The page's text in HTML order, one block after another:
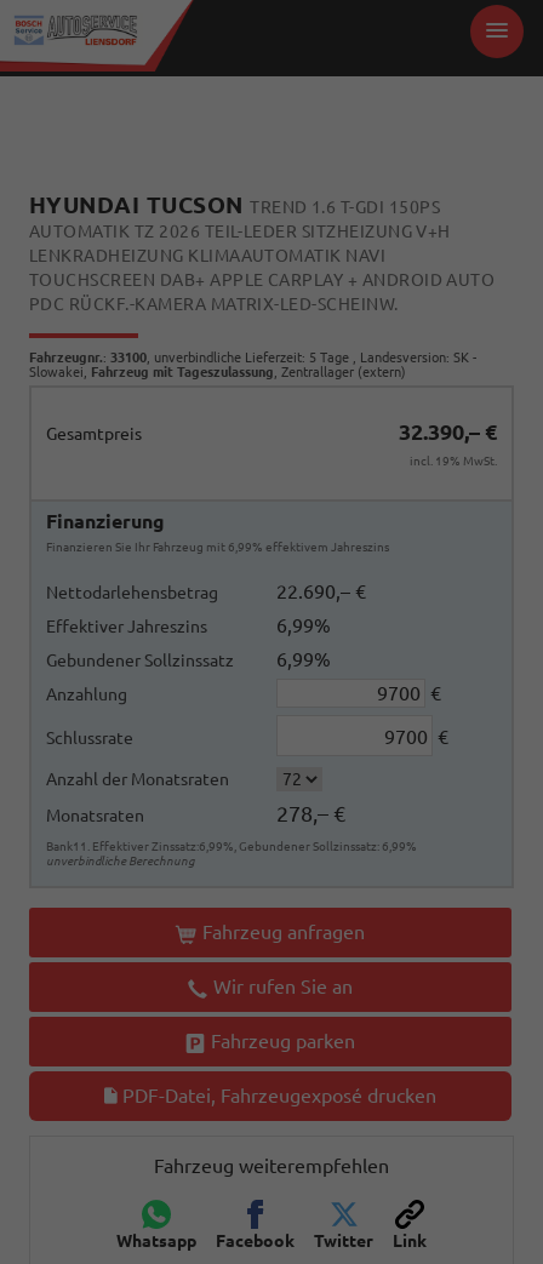
HYUNDAI TUCSONTREND 1.6 T-GDI 150PS
AUTOMATIK TZ 2026 TEIL-LEDER SITZHEIZUNG V+H
LENKRADHEIZUNG KLIMAAUTOMATIK NAVI
TOUCHSCREEN DAB+ APPLE CARPLAY + ANDROID AUTO
PDC RÜCKF.-KAMERA MATRIX-LED-SCHEINW.
Fahrzeugnr.: 33100 , unverbindliche Lieferzeit: 5 Tage , Landesversion: SK -
Slowakei, Fahrzeug mit Tageszulassung , Zentrallager (extern)
Gesamtpreis 32.390,– €
incl. 19% MwSt.
Finanzierung
Finanzieren Sie Ihr Fahrzeug mit 6,99% effektivem Jahreszins
Nettodarlehensbetrag 22.690,– €
Effektiver Jahreszins 6,99%
Gebundener Sollzinssatz 6,99%
Anzahlung €
Schlussrate €
Anzahl der Monatsraten
Monatsraten
278,– €
Bank11. Effektiver Zinssatz:6,99%, Gebundener Sollzinssatz: 6,99%
unverbindliche Berechnung
Fahrzeug anfragen
Wir rufen Sie an
Fahrzeug parken
PDF-Datei, Fahrzeugexposé drucken
Fahrzeug weiterempfehlen
Whatsapp Facebook Twitter Link